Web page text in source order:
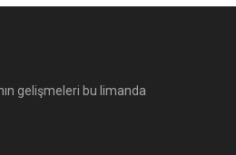
gelişmeleri bu limanda